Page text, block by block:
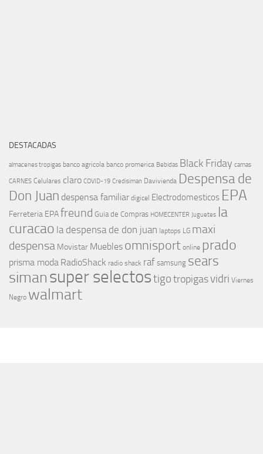
DESTACADAS
almacenes tropigas banco agricola banco promerica Bebidas Black Friday camas
CARNES Celulares claro COVID-19 Credisiman Davivienda Despensa de
Don Juan despensa familiar digicel Electrodomesticos EPA
Ferreteria EPAfreund Guia de Compras HOMECENTER Juguetes la
curacao la despensa de don juan laptops LG maxi
despensa Movistar Muebles omnisport online prado
prisma moda RadioShack radio shack raf samsung sears
simansuper selectostigotropigasvidri Viernes
Negro walmart